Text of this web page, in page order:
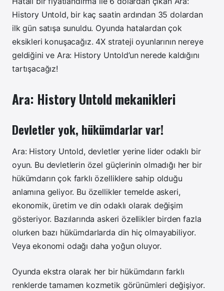
History Untold, bir kaç saatin ardından 35 dolardan
ilk gün satışa sunuldu. Oyunda hatalardan çok
eksikleri konuşacağız. 4X strateji oyunlarının nereye
geldiğini ve Ara: History Untold’un nerede kaldığını
tartışacağız!
Ara: History Untold mekanikleri
Devletler yok, hükümdarlar var!
Ara: History Untold, devletler yerine lider odaklı bir
oyun. Bu devletlerin özel güçlerinin olmadığı her bir
hükümdarın çok farklı özelliklere sahip olduğu
anlamına geliyor. Bu özellikler temelde askeri,
ekonomik, üretim ve din odaklı olarak değişim
gösteriyor. Bazılarında askeri özellikler birden fazla
olurken bazı hükümdarlarda din hiç olmayabiliyor.
Veya ekonomi odağı daha yoğun oluyor.
Oyunda ekstra olarak her bir hükümdarın farklı
renklerde tamamen kozmetik görünümleri değişiyor.